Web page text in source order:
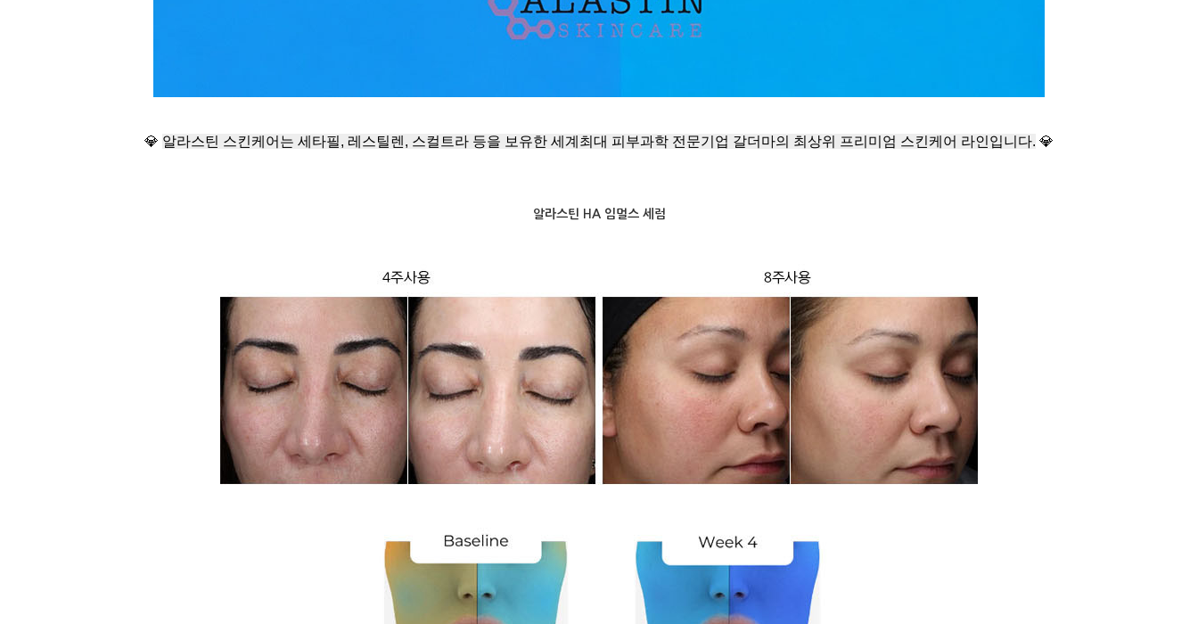
💎 알라스틴 스킨케어는 세타필, 레스틸렌, 스컬트라 등을 보유한 세계최대 피부과학 전문기업 갈더마의 최상위 프리미엄 스킨케어 라인입니다. 💎
알라스틴 HA 임멀스 세럼